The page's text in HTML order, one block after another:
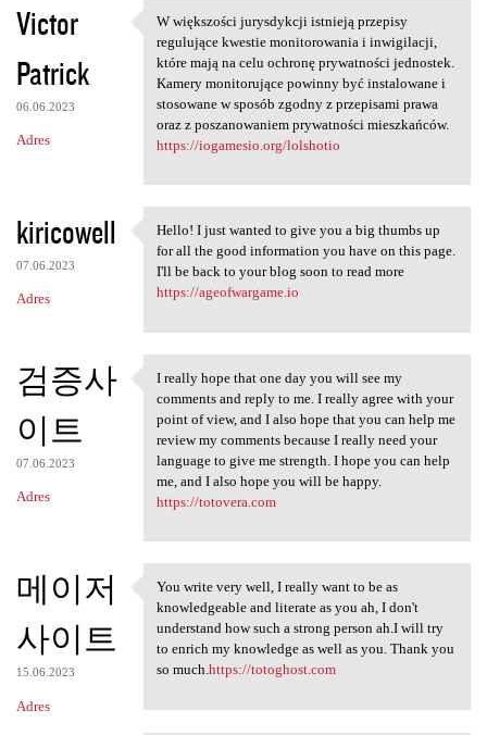
Victor
Patrick
06.06.2023
Adres
W większości jurysdykcji
W większości jurysdykcji istnieją przepisy
regulujące kwestie monitorowania i inwigilacji,
które mają na celu ochronę prywatności jednostek.
Kamery monitorujące powinny być instalowane i
stosowane w sposób zgodny z przepisami prawa
oraz z poszanowaniem prywatności mieszkańców.
https://iogamesio.org/lolshotio
kiricowell
07.06.2023
Adres
Hello! I just wanted to give
Hello! I just wanted to give you a big thumbs up
for all the good information you have on this page.
I'll be back to your blog soon to read more
https://ageofwargame.io
검증사
이트
07.06.2023
Adres
I really hope that one day
I really hope that one day you will see my
comments and reply to me. I really agree with your
point of view, and I also hope that you can help me
review my comments because I really need your
language to give me strength. I hope you can help
me, and I also hope you will be happy.
https://totovera.com
메이저
사이트
15.06.2023
Adres
You write very well, I really
You write very well, I really want to be as
knowledgeable and literate as you ah, I don't
understand how such a strong person ah.I will try
to enrich my knowledge as well as you. Thank you
so much.https://totoghost.com